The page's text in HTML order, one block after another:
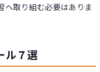
へ取り組む必要はありま
ル７選